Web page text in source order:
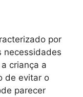
por
necessidades
criança a
de evitar o
parecer